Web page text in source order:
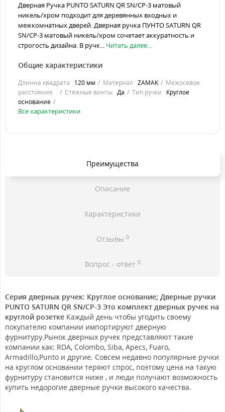
Дверная Ручка PUNTO SATURN QR SN/CP-3 матовый
никель/хром подходит для деревянных входных и
межкомнатных дверей. Дверная ручка ПУНТО SATURN QR
SN/CP-3 матовый никель/хром сочетает аккуратность и
строгость дизайна. В ручк... Читать далее...
Общие характеристики
Длинна квадрата 120 мм Материал ZAMAK
Межосевое
расстояние
Стяжные винты Да Тип ручки
Круглое
основание
Все характеристики
Преимущества
Описание
Характеристики
Отзывы 0
Вопрос - ответ 0
Серия дверных ручек: Круглое основание; Дверные ручки
PUNTO SATURN QR SN/CP-3 Это комплект дверных ручек на
круглой розетке Каждый день чтобы угодить своему
покупателю компании импортируют дверную
фурнитуру.Рынок дверных ручек представляют такие
компании как: RDA, Colombo, Siba, Apecs, Fuaro,
Armadillo,Punto и другие. Совсем недавно популярные ручки
на круглом основании теряют спрос, поэтому цена на такую
фурнитуру становится ниже , и люди получают возможность
купить недорогие дверные ручки высокого качества.